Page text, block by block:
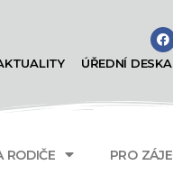
ÚŘEDNÍ DESKA
RODIČE PRO